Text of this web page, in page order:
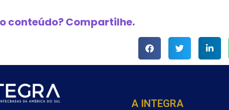
conteúdo? Compartilhe.
A INTEGRA